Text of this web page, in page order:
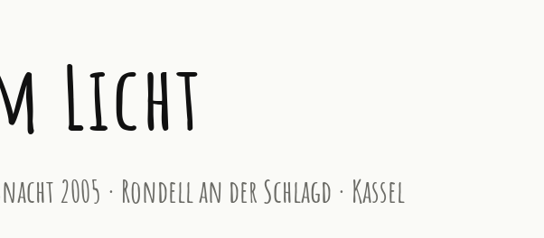
Licht
2005 · Rondell an der Schlagd · Kassel